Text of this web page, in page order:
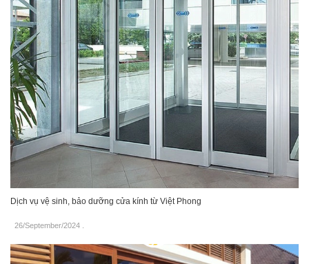
Dịch vụ vệ sinh, bảo dưỡng cửa kính từ Việt Phong
26/September/2024